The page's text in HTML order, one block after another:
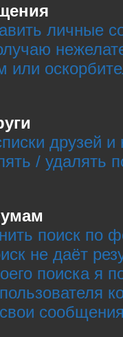
личные
или
друзей и
/ удалять
поиск по
не даёт
поиска я